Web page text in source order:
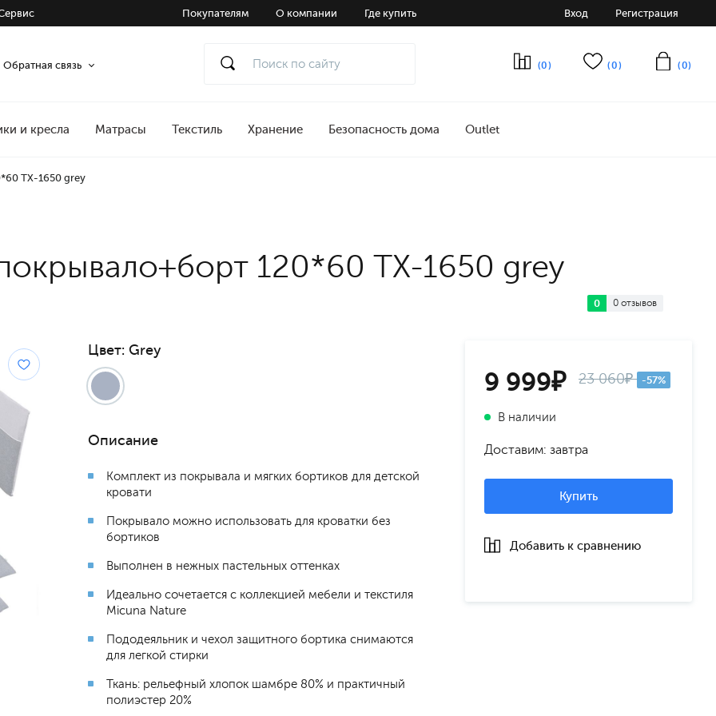
Покупателям О компании Где купить Вход Регистрация
Обратная связь (0) (0) (0)
и кресла Матрасы Текстиль Хранение Безопасность дома Outlet
TX-1650 grey
0 0 отзывов
120*60 TX-1650 grey
9 999₽ 23 060₽ -57%
В наличии
Доставим: завтра
Купить
Добавить к сравнению
Цвет: Grey
Описание
Комплект из покрывала и мягких бортиков для детской
кровати
Покрывало можно использовать для кроватки без
бортиков
Выполнен в нежных пастельных оттенках
Идеально сочетается с коллекцией мебели и текстиля
Micuna Nature
Пододеяльник и чехол защитного бортика снимаются
для легкой стирки
Ткань: рельефный хлопок шамбре 80% и практичный
полиэстер 20%